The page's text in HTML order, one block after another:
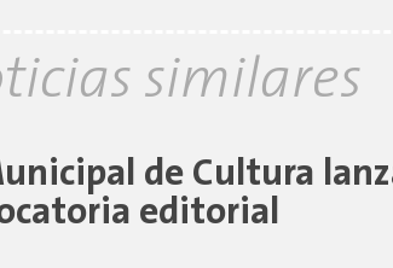
similares
de Cultura
editorial